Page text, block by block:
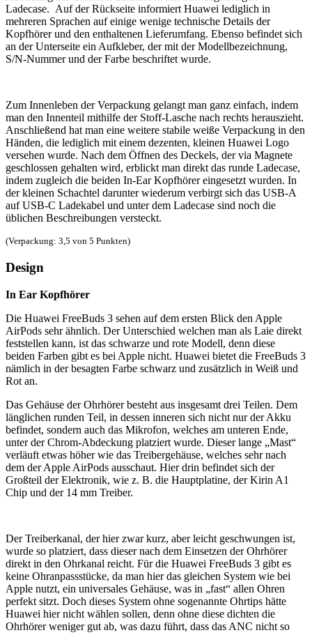
Ladecase. Auf der Rückseite informiert Huawei lediglich in
mehreren Sprachen auf einige wenige technische Details der
Kopfhörer und den enthaltenen Lieferumfang. Ebenso befindet sich
an der Unterseite ein Aufkleber, der mit der Modellbezeichnung,
S/N-Nummer und der Farbe beschriftet wurde.
Zum Innenleben der Verpackung gelangt man ganz einfach, indem
man den Innenteil mithilfe der Stoff-Lasche nach rechts herauszieht.
Anschließend hat man eine weitere stabile weiße Verpackung in den
Händen, die lediglich mit einem dezenten, kleinen Huawei Logo
versehen wurde. Nach dem Öffnen des Deckels, der via Magnete
geschlossen gehalten wird, erblickt man direkt das runde Ladecase,
indem zugleich die beiden In-Ear Kopfhörer eingesetzt wurden. In
der kleinen Schachtel darunter wiederum verbirgt sich das USB-A
auf USB-C Ladekabel und unter dem Ladecase sind noch die
üblichen Beschreibungen versteckt.
(Verpackung: 3,5 von 5 Punkten)
Design
In Ear Kopfhörer
Die Huawei FreeBuds 3 sehen auf dem ersten Blick den Apple
AirPods sehr ähnlich. Der Unterschied welchen man als Laie direkt
feststellen kann, ist das schwarze und rote Modell, denn diese
beiden Farben gibt es bei Apple nicht. Huawei bietet die FreeBuds 3
nämlich in der besagten Farbe schwarz und zusätzlich in Weiß und
Rot an.
Das Gehäuse der Ohrhörer besteht aus insgesamt drei Teilen. Dem
länglichen runden Teil, in dessen inneren sich nicht nur der Akku
befindet, sondern auch das Mikrofon, welches am unteren Ende,
unter der Chrom-Abdeckung platziert wurde. Dieser lange „Mast“
verläuft etwas höher wie das Treibergehäuse, welches sehr nach
dem der Apple AirPods ausschaut. Hier drin befindet sich der
Großteil der Elektronik, wie z. B. die Hauptplatine, der Kirin A1
Chip und der 14 mm Treiber.
Der Treiberkanal, der hier zwar kurz, aber leicht geschwungen ist,
wurde so platziert, dass dieser nach dem Einsetzen der Ohrhörer
direkt in den Ohrkanal reicht. Für die Huawei FreeBuds 3 gibt es
keine Ohranpassstücke, da man hier das gleichen System wie bei
Apple nutzt, ein universales Gehäuse, was in „fast“ allen Ohren
perfekt sitzt. Doch dieses System ohne sogenannte Ohrtips hätte
Huawei hier nicht wählen sollen, denn ohne diese dichten die
Ohrhörer weniger gut ab, was dazu führt, dass das ANC nicht so